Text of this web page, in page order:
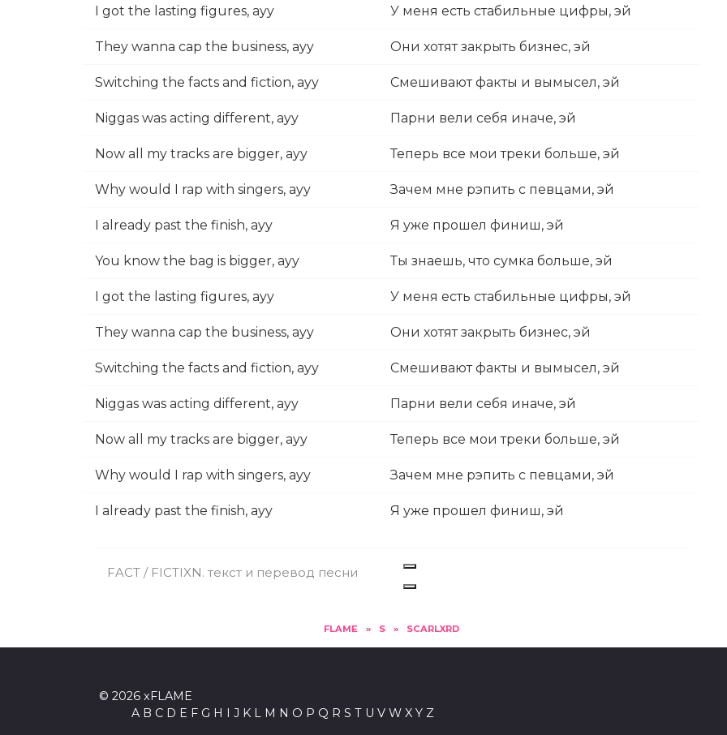
I got the lasting figures, ayy У меня есть стабильные цифры, эй
They wanna cap the business, ayy Они хотят закрыть бизнес, эй
Switching the facts and fiction, ayy Смешивают факты и вымысел, эй
Niggas was acting different, ayy Парни вели себя иначе, эй
Now all my tracks are bigger, ayy Теперь все мои треки больше, эй
Why would I rap with singers, ayy Зачем мне рэпить с певцами, эй
I already past the finish, ayy Я уже прошел финиш, эй
You know the bag is bigger, ayy Ты знаешь, что сумка больше, эй
I got the lasting figures, ayy У меня есть стабильные цифры, эй
They wanna cap the business, ayy Они хотят закрыть бизнес, эй
Switching the facts and fiction, ayy Смешивают факты и вымысел, эй
Niggas was acting different, ayy Парни вели себя иначе, эй
Now all my tracks are bigger, ayy Теперь все мои треки больше, эй
Why would I rap with singers, ayy Зачем мне рэпить с певцами, эй
I already past the finish, ayy Я уже прошел финиш, эй
FACT / FICTIXN. текст и перевод песни
FLAME » S » SCARLXRD
© 2026 xFLAME
A B C D E F G H I J K L M N O P Q R S T U V W X Y Z